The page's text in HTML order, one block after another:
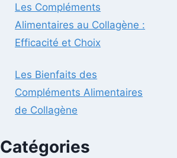
Les Compléments
Alimentaires au Collagène :
Efficacité et Choix
Les Bienfaits des
Compléments Alimentaires
de Collagène
Catégories